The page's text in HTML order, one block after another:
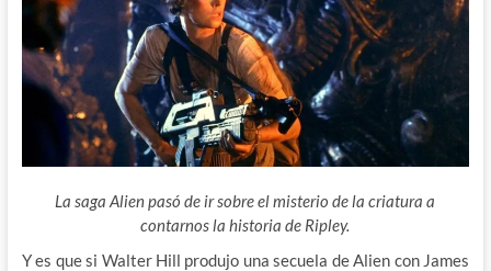
La saga Alien pasó de ir sobre el misterio de la criatura a
contarnos la historia de Ripley.
Y es que si Walter Hill produjo una secuela de Alien con James